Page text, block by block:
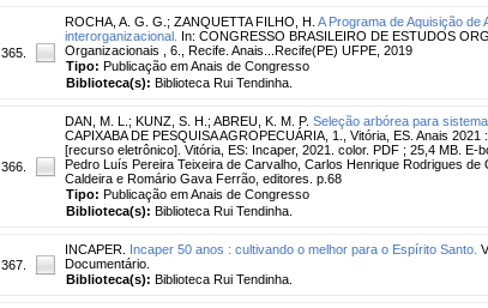
365.
ROCHA, A. G. G. ; ZANQUETTA FILHO, H. A Programa de Aquisição de
interorganizacional. In: CONGRESSO BRASILEIRO DE ESTUDOS
Organizacionais , 6., Recife. Anais...Recife(PE) UFPE, 2019
Tipo: Publicação em Anais de Congresso
Biblioteca(s): Biblioteca Rui Tendinha.
366.
DAN, M. L. ; KUNZ, S. H. ; ABREU, K. M. P. Seleção arbórea para
CAPIXABA DE PESQUISA AGROPECUÁRIA, 1., Vitória, ES. Anais
[recurso eletrônico]. Vitória, ES: Incaper, 2021. color. PDF ; 25,4 MB. E-
Pedro Luís Pereira Teixeira de Carvalho, Carlos Henrique Rodrigues
Caldeira e Romário Gava Ferrão, editores. p.68
Tipo: Publicação em Anais de Congresso
Biblioteca(s): Biblioteca Rui Tendinha.
367.
INCAPER. Incaper 50 anos : cultivando o melhor para o Espírito Santo.
Documentário.
Biblioteca(s): Biblioteca Rui Tendinha.